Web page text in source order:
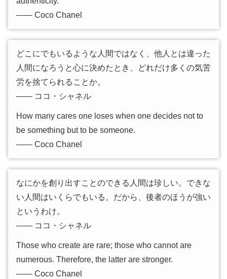
―― Coco Chanel
どこにでもいるような人間ではなく、他人とは違った
人間になろうと心に決めたとき、どれだけ多くの気苦
労を捨てられることか。
―― ココ・シャネル
How many cares one loses when one decides not to
be something but to be someone.
―― Coco Chanel
なにかを創り出すことのできる人間は珍しい。できな
い人間はいくらでもいる。だから、後者のほうが強い
というわけ。
―― ココ・シャネル
Those who create are rare; those who cannot are
numerous. Therefore, the latter are stronger.
―― Coco Chanel